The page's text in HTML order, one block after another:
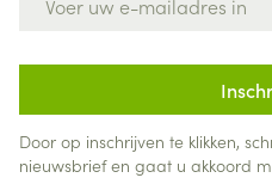
Door op inschrijven te klikken,
nieuwsbrief en gaat u akkoord